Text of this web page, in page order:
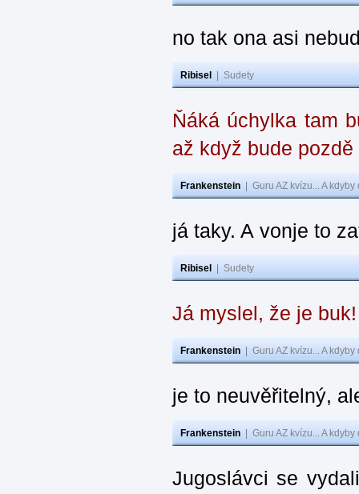
no tak ona asi
Ribisel Sudety
Ňáká úchylka tam
až když bude pozdě
Frankenstein Guru AZ kvízu... A
já taky. A vonje to
Ribisel Sudety
Já myslel, že je
Frankenstein Guru AZ kvízu... A
je to neuvěřitelný,
Frankenstein Guru AZ kvízu... A
Jugoslávci se